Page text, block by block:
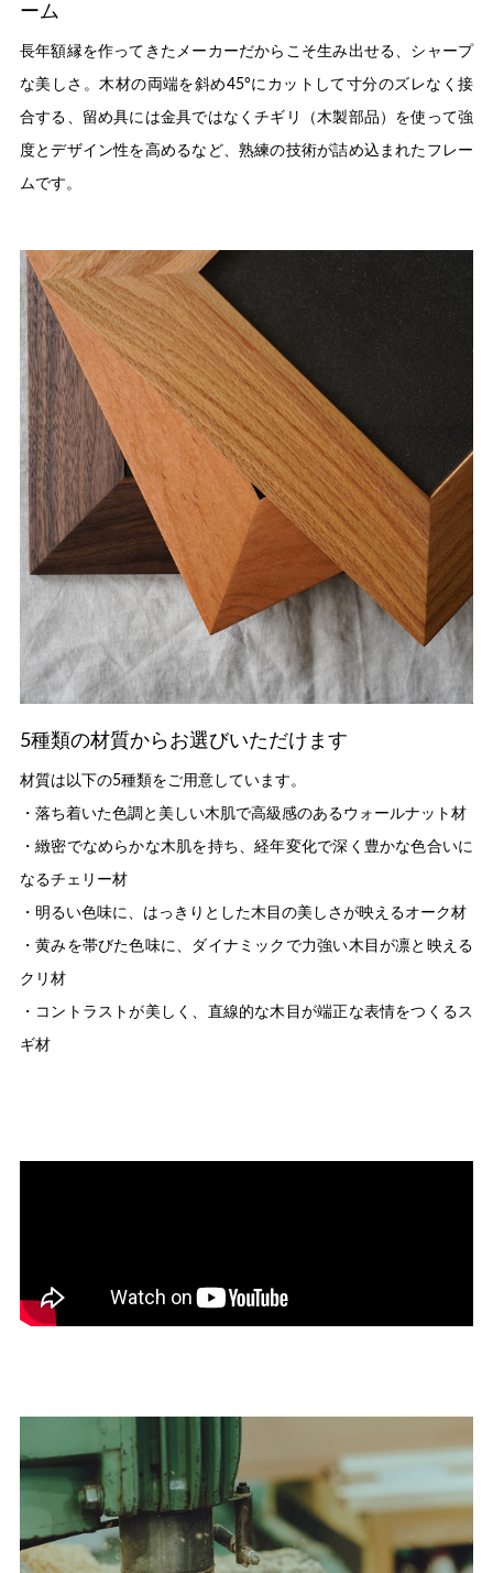
ーム
長年額縁を作ってきたメーカーだからこそ生み出せる、シャープ
な美しさ。木材の両端を斜め45°にカットして寸分のズレなく接
合する、留め具には金具ではなくチギリ（木製部品）を使って強
度とデザイン性を高めるなど、熟練の技術が詰め込まれたフレー
ムです。
5種類の材質からお選びいただけます
材質は以下の5種類をご用意しています。
・落ち着いた色調と美しい木肌で高級感のあるウォールナット材
・緻密でなめらかな木肌を持ち、経年変化で深く豊かな色合いに
なるチェリー材
・明るい色味に、はっきりとした木目の美しさが映えるオーク材
・黄みを帯びた色味に、ダイナミックで力強い木目が凛と映える
クリ材
・コントラストが美しく、直線的な木目が端正な表情をつくるス
ギ材